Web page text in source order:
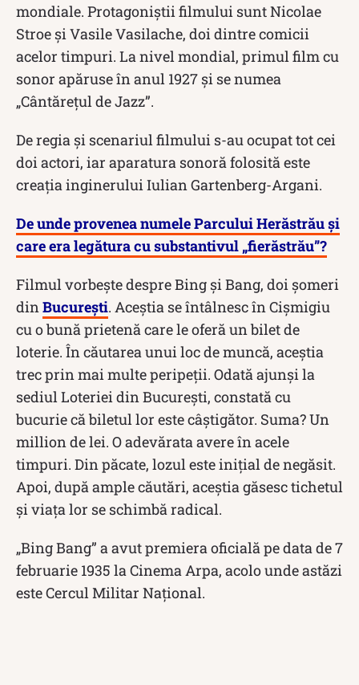
mondiale. Protagoniștii filmului sunt Nicolae
Stroe și Vasile Vasilache, doi dintre comicii
acelor timpuri. La nivel mondial, primul film cu
sonor apăruse în anul 1927 și se numea
„Cântărețul de Jazz”.
De regia și scenariul filmului s-au ocupat tot cei
doi actori, iar aparatura sonoră folosită este
creația inginerului Iulian Gartenberg-Argani.
De unde provenea numele Parcului Herăstrău și
care era legătura cu substantivul „fierăstrău”?
Filmul vorbește despre Bing și Bang, doi șomeri
din București. Aceștia se întâlnesc în Cișmigiu
cu o bună prietenă care le oferă un bilet de
loterie. În căutarea unui loc de muncă, aceștia
trec prin mai multe peripeții. Odată ajunși la
sediul Loteriei din București, constată cu
bucurie că biletul lor este câștigător. Suma? Un
million de lei. O adevărata avere în acele
timpuri. Din păcate, lozul este inițial de negăsit.
Apoi, după ample căutări, aceștia găsesc tichetul
și viața lor se schimbă radical.
„Bing Bang” a avut premiera oficială pe data de 7
februarie 1935 la Cinema Arpa, acolo unde astăzi
este Cercul Militar Național.